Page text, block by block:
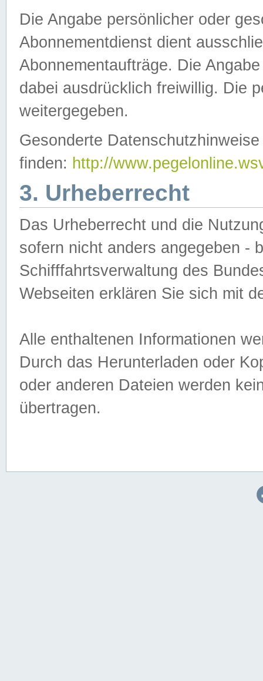
Die Angabe persönlicher oder
Abonnementdienst dient
Abonnementaufträge. Die
dabei ausdrücklich freiwillig. Die
weitergegeben.
Gesonderte
finden: http://
3. Urheberrecht
Das Urheberrecht und die
sofern nicht anders angegeben -
Schifffahrtsverwaltung des
Webseiten erklären Sie sich mit
Alle enthaltenen Informationen
Durch das Herunterladen oder
oder anderen Dateien werden
übertragen.